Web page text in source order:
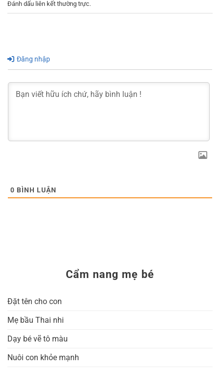
Đánh dấu liên kết thường trực.
Đăng nhập
0 BÌNH LUẬN
Cẩm nang mẹ bé
Đặt tên cho con
Mẹ bầu Thai nhi
Dạy bé vẽ tô màu
Nuôi con khỏe mạnh